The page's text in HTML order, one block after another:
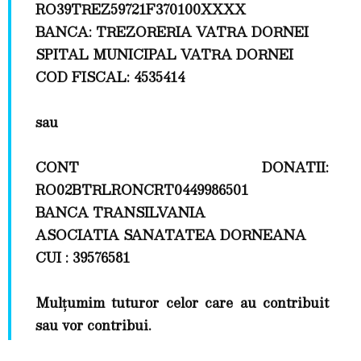
RO39TREZ59721F370100XXXX
BANCA: TREZORERIA VATRA DORNEI
SPITAL MUNICIPAL VATRA DORNEI
COD FISCAL: 4535414
sau
CONT DONATII:
RO02BTRLRONCRT0449986501
BANCA TRANSILVANIA
ASOCIATIA SANATATEA DORNEANA
CUI : 39576581
Mulțumim tuturor celor care au contribuit
sau vor contribui.